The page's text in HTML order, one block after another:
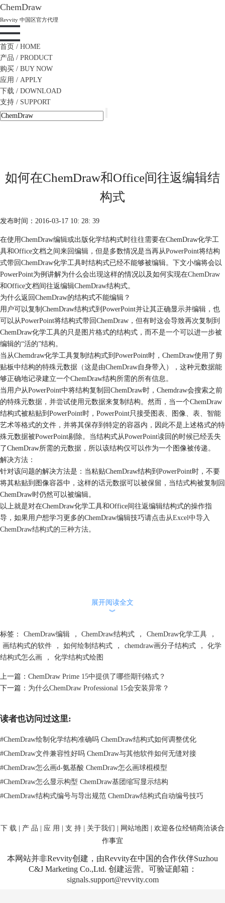
ChemDraw
Revvity 中国区官方代理
首页 / HOME
产品 / PRODUCT
购买 / BUY NOW
应用 / APPLY
下载 / DOWNLOAD
支持 / SUPPORT
如何在ChemDraw和Office间往返编辑结
构式
发布时间：2016-03-17 10: 28: 39
在使用ChemDraw编辑或出版化学结构式时往往需要在ChemDraw化学工
具和Office文档之间来回编辑，但是多数情况是当再从PowerPoint将结构
式带回ChemDraw化学工具时结构式已经不能够被编辑。下文小编将会以
PowerPoint为例讲解为什么会出现这样的情况以及如何实现在ChemDraw
和Office文档间往返编辑ChemDraw结构式。
为什么返回ChemDraw的结构式不能编辑？
用户可以复制ChemDraw结构式到PowerPoint并让其正确显示并编辑，也
可以从PowerPoint将结构式带回ChemDraw，但有时这会导致再次复制到
ChemDraw化学工具的只是图片格式的结构式，而不是一个可以进一步被
编辑的“活的”结构。
当从Chemdraw化学工具复制结构式到PowerPoint时，ChemDraw使用了剪
贴板中结构的特殊元数据（这是由ChemDraw自身带入），这种元数据能
够正确地记录建立一个ChemDraw结构所需的所有信息。
当用户从PowerPoint中将结构复制回ChemDraw时，Chemdraw会搜索之前
的特殊元数据，并尝试使用元数据来复制结构。然而，当一个ChemDraw
结构式被粘贴到PowerPoint时，PowerPoint只接受图表、图像、表、智能
艺术等格式的文件，并将其保存到特定的容器内，因此不是上述格式的特
殊元数据被PowerPoint剔除。当结构式从PowerPoint读回的时候已经丢失
了ChemDraw所需的元数据，所以该结构仅可以作为一个图像被传递。
解决方法：
针对该问题的解决方法是：当粘贴ChemDraw结构到PowerPoint时，不要
将其粘贴到图像容器中，这样的话元数据可以被保留，当结式构被复制回
ChemDraw时仍然可以被编辑。
以上就是对在ChemDraw化学工具和Office间往返编辑结构式的操作指
导，如果用户想学习更多的ChemDraw编辑技巧请点击从Excel中导入
ChemDraw结构式的三种方法。
展开阅读全文
︾
标签： ChemDraw编辑 ， ChemDraw结构式 ， ChemDraw化学工具
，
画结构式的软件
， 如何绘制结构式 ， chemdraw画分子结构式 ，
化学
结构式怎么画
， 化学结构式绘图
上一篇： ChemDraw Prime 15中提供了哪些期刊格式？
下一篇： 为什么ChemDraw Professional 15会安装异常？
读者也访问过这里:
#ChemDraw绘制化学结构准确吗 ChemDraw结构式如何调整优化
#ChemDraw文件兼容性好吗 ChemDraw与其他软件如何无缝对接
#ChemDraw怎么画d-氨基酸 ChemDraw怎么画球棍模型
#ChemDraw怎么显示构型 ChemDraw基团缩写显示结构
#ChemDraw结构式编号与导出规范 ChemDraw结构式自动编号技巧
下 载 产 品 应 用 支 持 关于我们 网站地图
| 欢迎各位经销商洽谈合
作事宜
本网站并非Revvity创建，由Revvity在中国的合作伙伴Suzhou
C&J Marketing Co.,Ltd. 创建运营。可验证邮箱：
signals.support@revvity.com